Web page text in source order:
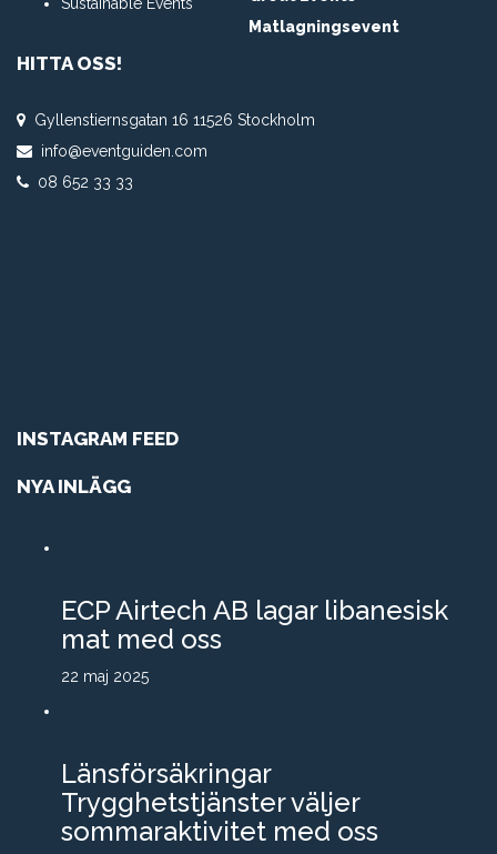
Matlagningsevent
HITTA OSS!
Gyllenstiernsgatan 16 11526 Stockholm
info@eventguiden.com
08 652 33 33
INSTAGRAM FEED
NYA INLÄGG
ECP Airtech AB lagar libanesisk
mat med oss
22 maj 2025
Länsförsäkringar
Trygghetstjänster väljer
sommaraktivitet med oss